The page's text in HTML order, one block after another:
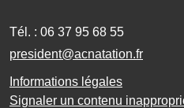
Tél. : 06 37 95 68 55
president@acnatation.fr
Informations légales
Signaler un contenu